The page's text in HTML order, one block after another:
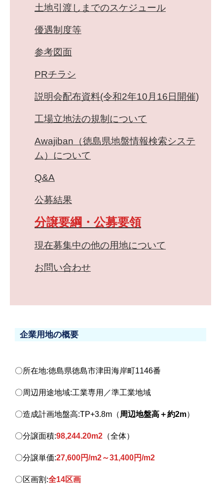
土地引渡しまでのスケジュール
優遇制度等
参考図面
PRチラシ
説明会配布資料(令和2年10月16日開催)
工場立地法の規制について
Awajiban（徳島県地盤情報検索システ
ム）について
Q&A
公募結果
分譲要綱・公募要領
現在募集中の他の用地について
お問い合わせ
企業用地の概要
〇所在地:徳島県徳島市津田海岸町1146番
〇周辺用途地域:工業専用／準工業地域
〇造成計画地盤高:TP+3.8m（ 周辺地盤高＋約2m）
〇分譲面積:98,244.20m2 （全体）
〇分譲単価:27,600円/m2～31,400円/m2
〇区画割:全14区画